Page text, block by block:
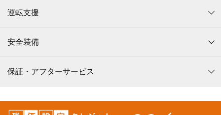
運転支援
安全装備
保証・アフターサービス